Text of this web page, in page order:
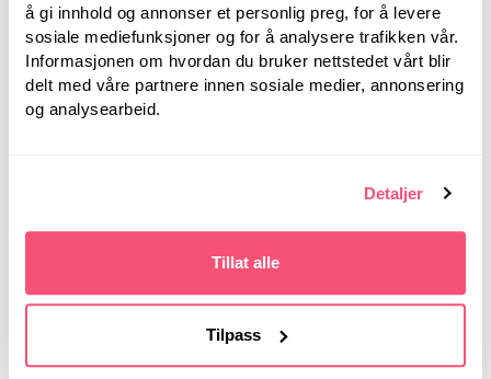
å gi innhold og annonser et personlig preg, for å levere
sosiale mediefunksjoner og for å analysere trafikken vår.
Informasjonen om hvordan du bruker nettstedet vårt blir
delt med våre partnere innen sosiale medier, annonsering
og analysearbeid.
Detaljer
Tillat alle
Tilpass
449,00
179,60
Bystrikk
NYHET: Bystrikk Helt
449,00